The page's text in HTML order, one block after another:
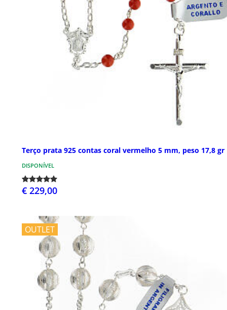
Terço prata 925 contas coral vermelho 5 mm, peso 17,8 gr
DISPONÍVEL
€ 229,00
OUTLET